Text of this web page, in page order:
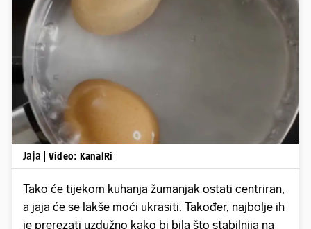
Jaja | Video: KanalRi
Tako će tijekom kuhanja žumanjak ostati centriran,
a jaja će se lakše moći ukrasiti. Također, najbolje ih
je prerezati uzdužno kako bi bila što stabilnija na